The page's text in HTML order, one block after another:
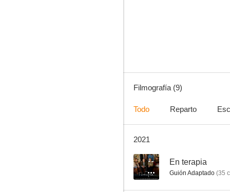
Filmografía (9)
Todo Reparto
2021
-- En terapia
Guión Adaptado (35